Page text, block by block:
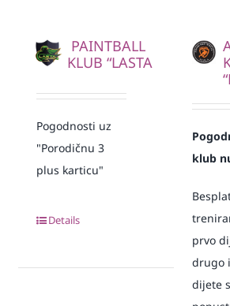
PAINTBALL
KLUB “LASTA
Pogodnosti uz
"Porodičnu 3
plus karticu"
Details
klub
prvo
drugo
dijete